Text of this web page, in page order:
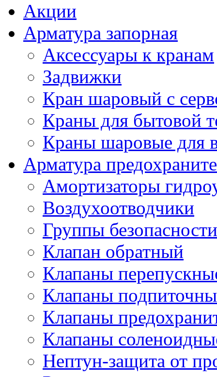
Акции
Арматура запорная
Аксессуары к кранам
Задвижки
Кран шаровый с
Краны для бытовой
Краны шаровые для
Арматура
Амортизаторы
Воздухоотводчики
Группы безопасности
Клапан обратный
Клапаны
Клапаны
Клапаны
Клапаны
Нептун-защита от